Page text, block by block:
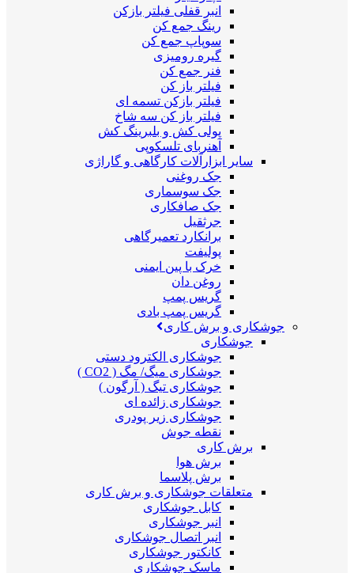
انبر قفلی فیلتر بازکن
رینگ جمع کن
سوپاپ جمع کن
گیره رومیزی
فنر جمع کن
فیلتر باز کن
فیلتر بازکن تسمه ای
فیلتر باز کن سه شاخ
پولی کش و بلبرینگ کش
آهنربای تلسکوپی
سایر ابزارآلات کارگاهی و گاراژی
جک روغنی
جک سوسماری
جک صافکاری
جرثقیل
برانکارد تعمیرگاهی
پولیفت
خرک با پین ایمنی
روغن دان
گریس پمپ
گریس پمپ بادی
جوشکاری و برش کاری
جوشکاری
جوشکاری الکترود دستی
جوشکاری میگ/ مگ ( CO2 )
جوشکاری تیگ ( آرگون )
جوشکاری زائده ای
جوشکاری زیر پودری
نقطه جوش
برش کاری
برش هوا
برش پلاسما
متعلقات جوشکاری و برش کاری
کابل جوشکاری
انبر جوشکاری
انبر اتصال جوشکاری
کانکتور جوشکاری
ماسک جوشکاری